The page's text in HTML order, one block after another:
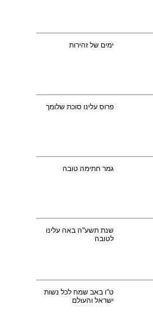
ימים של זהירות
פרוס עלינו סוכת שלומך
גמר חתימה טובה
שנת תשע"ה באה עלינו
לטובה
ט"ו באב שמח לכל נשות
ישראל והעולם